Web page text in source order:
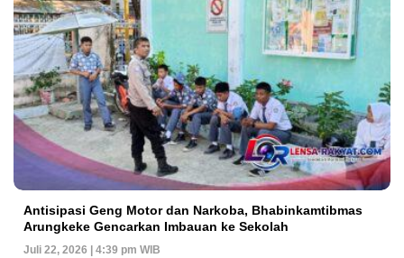
Antisipasi Geng Motor dan Narkoba, Bhabinkamtibmas
Arungkeke Gencarkan Imbauan ke Sekolah
Juli 22, 2026 | 4:39 pm WIB